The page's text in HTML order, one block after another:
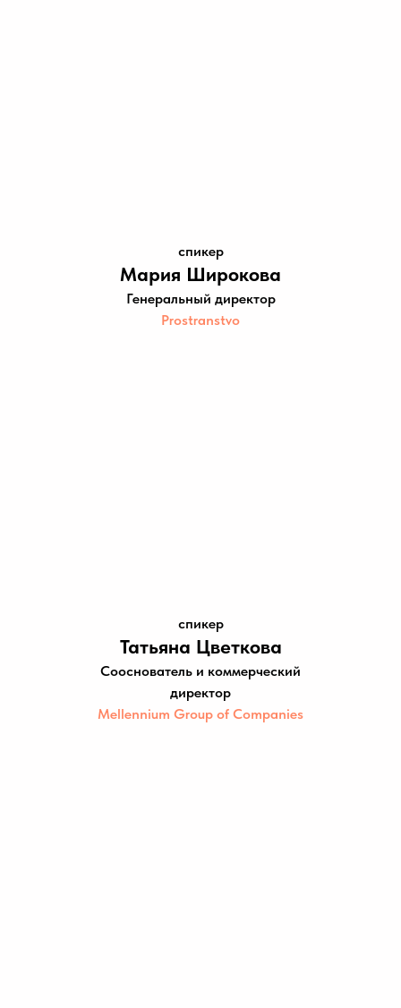
спикер
Мария Широкова
Генеральный директор
Prostranstvo
спикер
Татьяна Цветкова
Сооснователь и коммерческий
директор
Mellennium Group of Companies